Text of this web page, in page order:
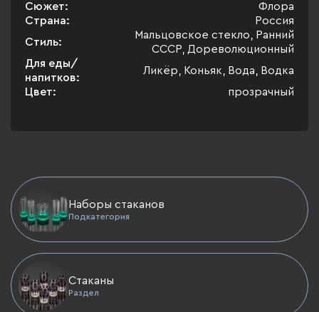
Сюжет:
Флора
Страна:
Россия
Стиль:
Мальцовское стекло, Ранний
СССР, Дореволюционный
Для еды/
напитков:
Ликёр, Коньяк, Вода, Водка
Цвет:
прозрачный
Наборы стаканов
Подкатегория
Стаканы
Раздел